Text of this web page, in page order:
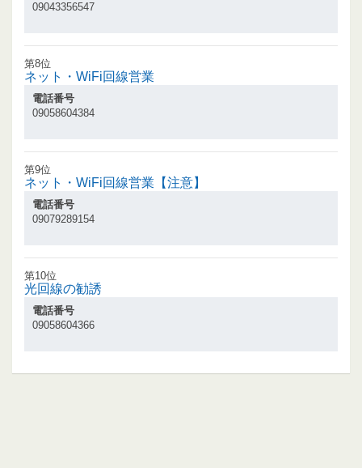
09043356547
第8位
ネット・WiFi回線営業
電話番号
09058604384
第9位
ネット・WiFi回線営業【注意】
電話番号
09079289154
第10位
光回線の勧誘
電話番号
09058604366